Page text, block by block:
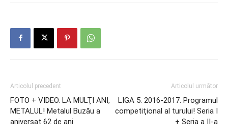
Articolul precedent
FOTO + VIDEO. LA MULŢI ANI,
METALUL! Metalul Buzău a
aniversat 62 de ani
Articolul următor
LIGA 5. 2016-2017. Programul
competiţional al turului! Seria I
+ Seria a II-a